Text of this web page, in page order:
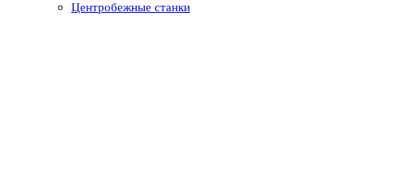
Центробежные станки